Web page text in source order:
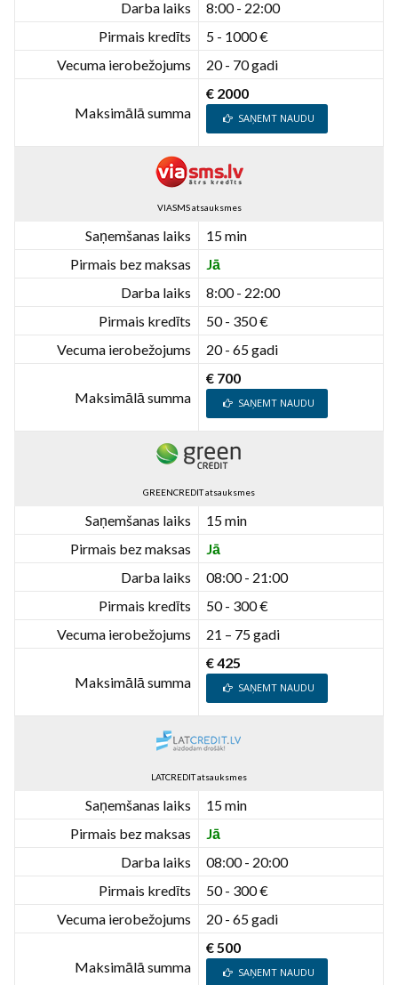
Darba laiks
8:00 - 22:00
Pirmais kredīts
5 - 1000 €
Vecuma ierobežojums
20 - 70 gadi
Maksimālā summa
€ 2000
SAŅEMT NAUDU
VIASMS atsauksmes
Saņemšanas laiks
15 min
Pirmais bez maksas
Jā
Darba laiks
8:00 - 22:00
Pirmais kredīts
50 - 350 €
Vecuma ierobežojums
20 - 65 gadi
Maksimālā summa
€ 700
SAŅEMT NAUDU
GREENCREDIT atsauksmes
Saņemšanas laiks
15 min
Pirmais bez maksas
Jā
Darba laiks
08:00 - 21:00
Pirmais kredīts
50 - 300 €
Vecuma ierobežojums
21 – 75 gadi
Maksimālā summa
€ 425
SAŅEMT NAUDU
LATCREDIT atsauksmes
Saņemšanas laiks
15 min
Pirmais bez maksas
Jā
Darba laiks
08:00 - 20:00
Pirmais kredīts
50 - 300 €
Vecuma ierobežojums
20 - 65 gadi
Maksimālā summa
€ 500
SAŅEMT NAUDU